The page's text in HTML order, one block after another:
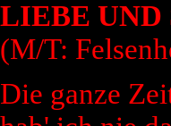
LIEBE UND
(M/T:
Die ganze